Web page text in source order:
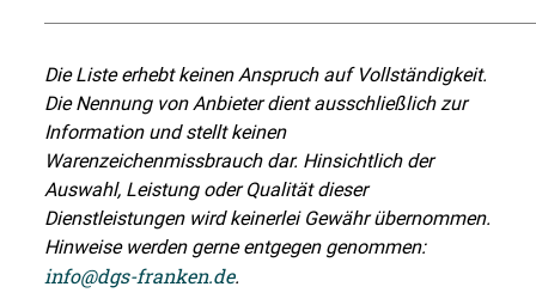
Die Liste erhebt keinen Anspruch auf Vollständigkeit.
Die Nennung von Anbieter dient ausschließlich zur
Information und stellt keinen
Warenzeichenmissbrauch dar. Hinsichtlich der
Auswahl, Leistung oder Qualität dieser
Dienstleistungen wird keinerlei Gewähr übernommen.
Hinweise werden gerne entgegen genommen:
info@dgs-franken.de.